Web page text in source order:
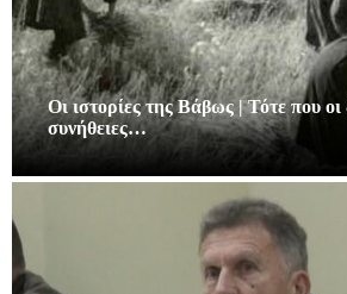
Οι ιστορίες της Βάβως | Τότε που οι
συνήθειες…